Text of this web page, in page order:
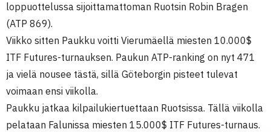
loppuottelussa sijoittamattoman Ruotsin Robin Bragen
(ATP 869).
Viikko sitten Paukku voitti Vierumäellä miesten 10.000$
ITF Futures-turnauksen. Paukun ATP-ranking on nyt 471
ja vielä nousee tästä, sillä Göteborgin pisteet tulevat
voimaan ensi viikolla.
Paukku jatkaa kilpailukiertuettaan Ruotsissa. Tällä viikolla
pelataan Falunissa miesten 15.000$ ITF Futures-turnaus.